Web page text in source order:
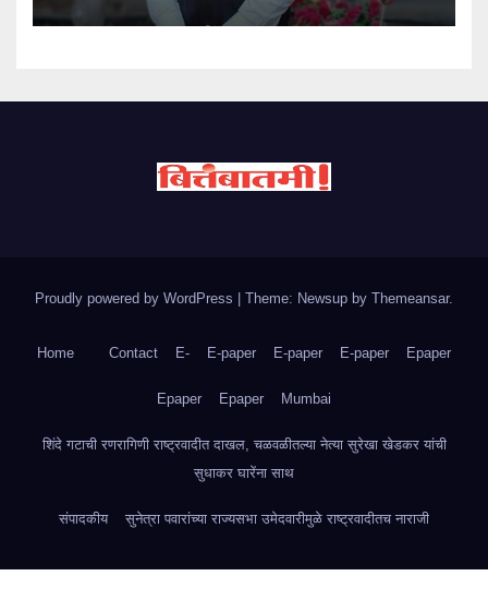
Proudly powered by WordPress Theme: Newsup by Themeansar.
Home Contact E- E-paper E-paper E-paper Epaper
Epaper Epaper Mumbai
शिंदे गटाची रणरागिणी राष्ट्रवादीत दाखल, चळवळीतल्या नेत्या सुरेखा खेडकर यांची
सुधाकर घारेंना साथ
संपादकीय सुनेत्रा पवारांच्या राज्यसभा उमेदवारीमुळे राष्ट्रवादीतच नाराजी